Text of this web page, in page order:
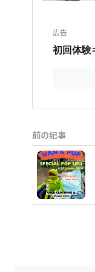
前の記事